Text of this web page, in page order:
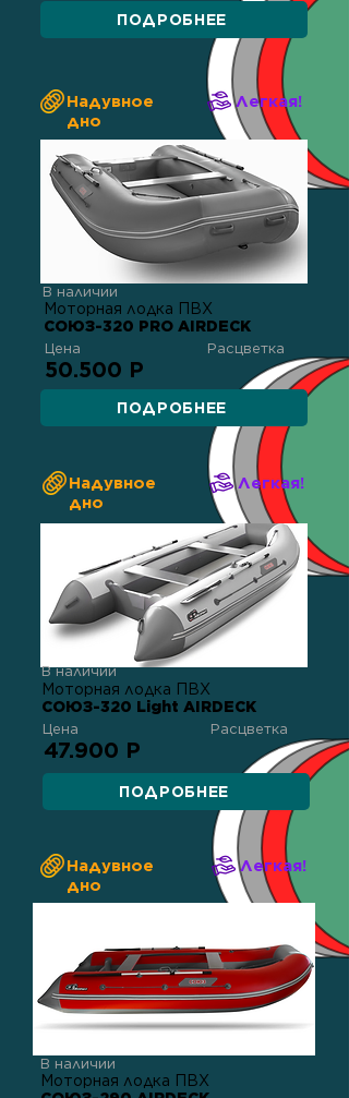
ПОДРОБНЕЕ
Надувное
дно
Легкая!
В наличии
Моторная лодка ПВХ
СОЮЗ-320 PRO AIRDECK
Цена Расцветка
50.500 Р
ПОДРОБНЕЕ
Надувное
дно
Легкая!
В наличии
Моторная лодка ПВХ
СОЮЗ-320 Light AIRDECK
Цена Расцветка
47.900 Р
ПОДРОБНЕЕ
Надувное
дно
Легкая!
В наличии
Моторная лодка ПВХ